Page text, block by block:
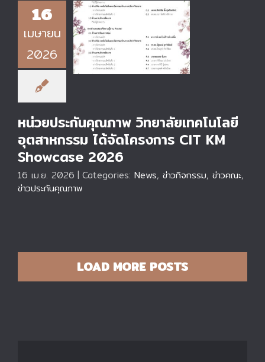
16
เมษายน
2026
หน่วยประกันคุณภาพ
วิทยาลัยเทคโนโลยี
อุตสาหกรรม ได้จัด
โครงการ CIT KM
Showcase 2026
หน่วยประกันคุณภาพ วิทยาลัยเทคโนโลยี
อุตสาหกรรม ได้จัดโครงการ CIT KM
Showcase 2026
16 เม.ย. 2026 | Categories: News, ข่าวกิจกรรม, ข่าวคณะ,
ข่าวประกันคุณภาพ
LOAD MORE POSTS